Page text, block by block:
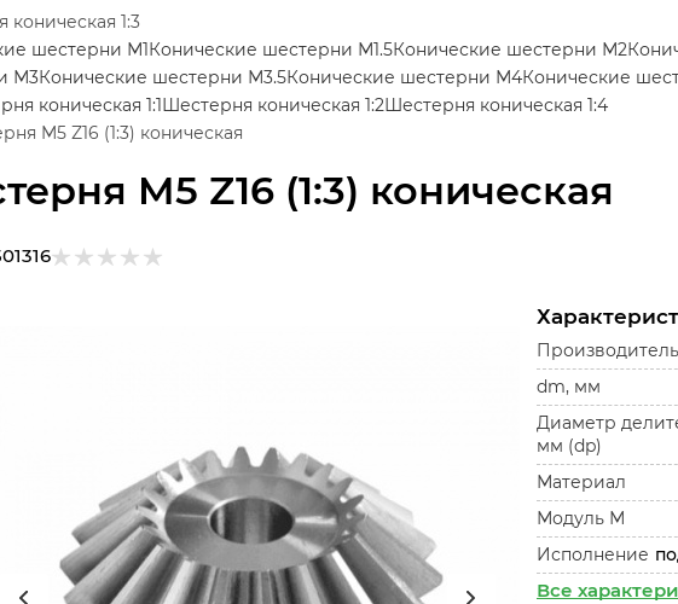
M5 Z16 (1:3) коническая
1:3
шестерни М1Конические шестерни М1.5Конические шестерни М2
М3Конические шестерни М3.5Конические шестерни М4Конические
коническая 1:1Шестерня коническая 1:2Шестерня коническая 1:4
M5 Z16 (1:3) коническая
Производитель
dm, мм
Диаметр
мм (dp)
Материал
Модуль М
Исполнение
Все